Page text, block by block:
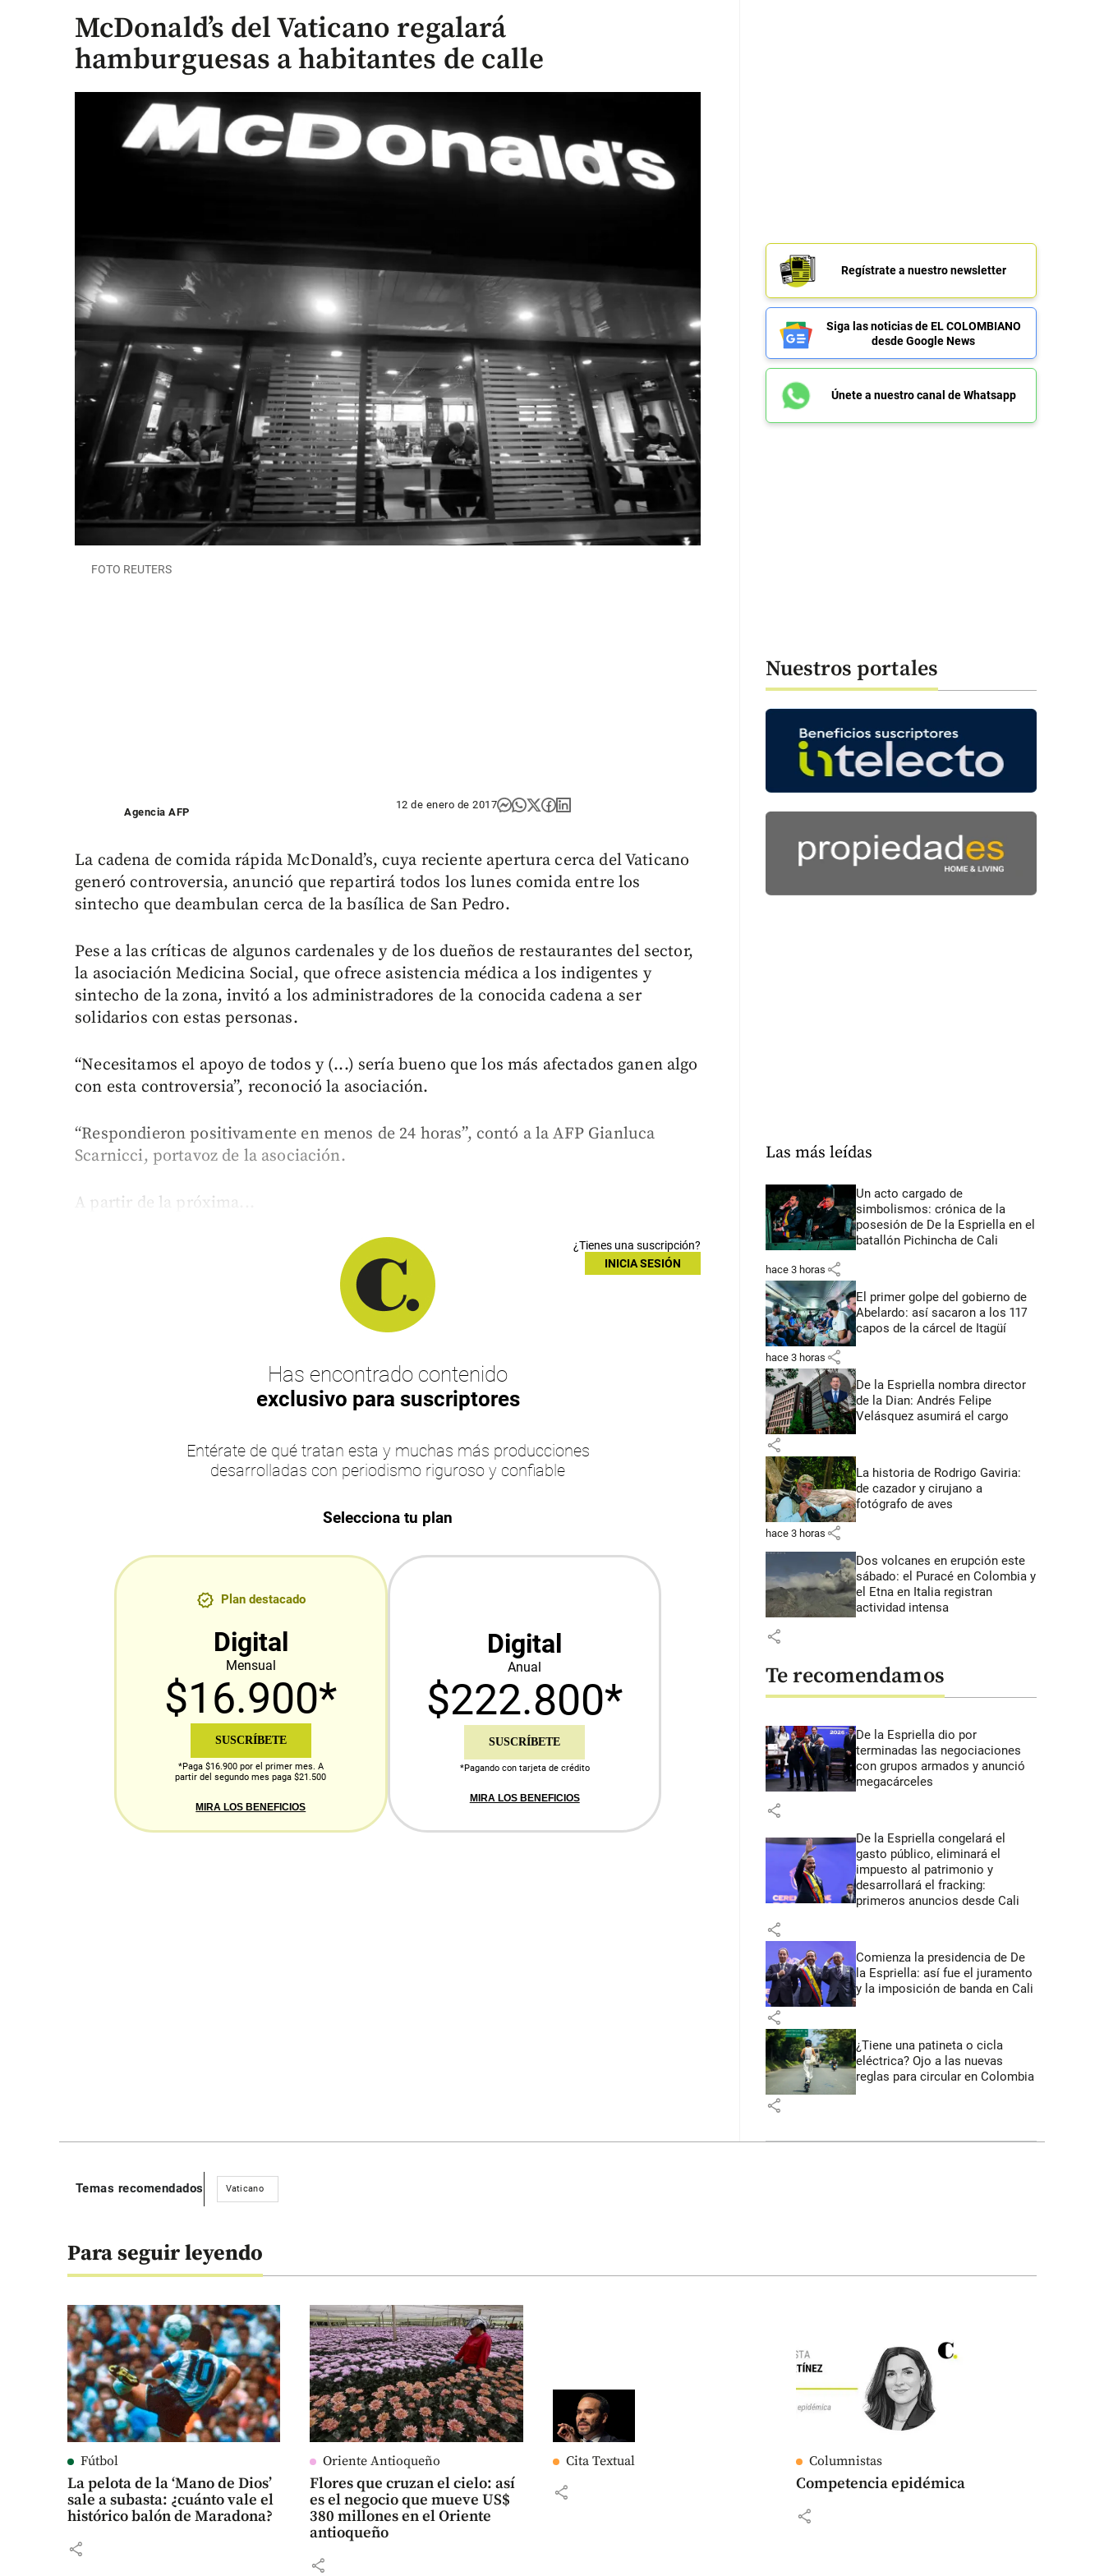
McDonald’s del Vaticano regalará
hamburguesas a habitantes de calle
FOTO REUTERS
Agencia AFP
12 de enero de 2017
La cadena de comida rápida McDonald’s, cuya reciente apertura cerca del Vaticano
generó controversia, anunció que repartirá todos los lunes comida entre los
sintecho que deambulan cerca de la basílica de San Pedro.
Pese a las críticas de algunos cardenales y de los dueños de restaurantes del sector,
la asociación Medicina Social, que ofrece asistencia médica a los indigentes y
sintecho de la zona, invitó a los administradores de la conocida cadena a ser
solidarios con estas personas.
“Necesitamos el apoyo de todos y (...) sería bueno que los más afectados ganen algo
con esta controversia”, reconoció la asociación.
“Respondieron positivamente en menos de 24 horas”, contó a la AFP Gianluca
Scarnicci, portavoz de la asociación.
A partir de la próxima...
¿Tienes una suscripción?
INICIA SESIÓN
Has encontrado contenido
exclusivo para suscriptores
Entérate de qué tratan esta y muchas más producciones
desarrolladas con periodismo riguroso y confiable
Selecciona tu plan
Plan destacado
Digital
Mensual
$16.900*
SUSCRÍBETE
*Paga $16.900 por el primer mes. A
partir del segundo mes paga $21.500
MIRA LOS BENEFICIOS
Digital
Anual
$222.800*
SUSCRÍBETE
*Pagando con tarjeta de crédito
MIRA LOS BENEFICIOS
Regístrate a nuestro newsletter
Siga las noticias de EL COLOMBIANO
desde Google News
Únete a nuestro canal de Whatsapp
Nuestros portales
Las más leídas
Un acto cargado de
simbolismos: crónica de la
posesión de De la Espriella en el
batallón Pichincha de Cali
hace 3 horas share
El primer golpe del gobierno de
Abelardo: así sacaron a los 117
capos de la cárcel de Itagüí
hace 3 horas share
De la Espriella nombra director
de la Dian: Andrés Felipe
Velásquez asumirá el cargo
share
La historia de Rodrigo Gaviria:
de cazador y cirujano a
fotógrafo de aves
hace 3 horas share
Dos volcanes en erupción este
sábado: el Puracé en Colombia y
el Etna en Italia registran
actividad intensa
share
Te recomendamos
De la Espriella dio por
terminadas las negociaciones
con grupos armados y anunció
megacárceles
share
De la Espriella congelará el
gasto público, eliminará el
impuesto al patrimonio y
desarrollará el fracking:
primeros anuncios desde Cali
share
Comienza la presidencia de De
la Espriella: así fue el juramento
y la imposición de banda en Cali
share
¿Tiene una patineta o cicla
eléctrica? Ojo a las nuevas
reglas para circular en Colombia
share
Temas recomendados Vaticano
Para seguir leyendo
Fútbol
La pelota de la ‘Mano de Dios’
sale a subasta: ¿cuánto vale el
histórico balón de Maradona?
share
Oriente Antioqueño
Flores que cruzan el cielo: así
es el negocio que mueve US$
380 millones en el Oriente
antioqueño
share
Cita Textual
share
Columnistas
Competencia epidémica
share